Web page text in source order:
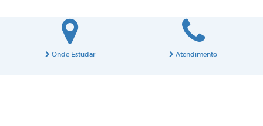
Onde Estudar Atendimento